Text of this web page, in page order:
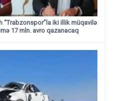
“Trabzonspor”la iki illik müqavilə
17 mln. avro qazanacaq